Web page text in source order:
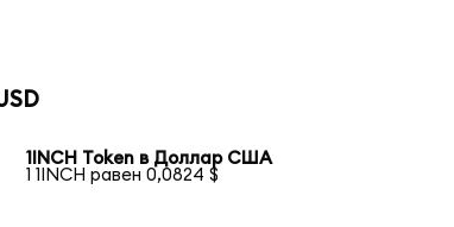
1INCH Token в Доллар США
1 1INCH равен 0,0824 $